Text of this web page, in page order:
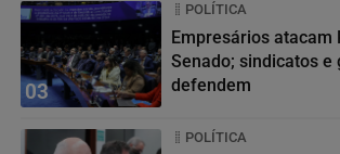
03
POLÍTICA
Empresários atacam
Senado; sindicatos e
defendem
POLÍTICA